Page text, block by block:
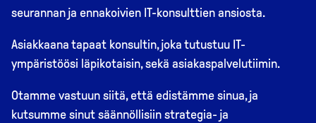
seurannan ja ennakoivien IT-konsulttien ansiosta.
Asiakkaana tapaat konsultin, joka tutustuu IT-
ympäristöösi läpikotaisin, sekä asiakaspalvelutiimin.
Otamme vastuun siitä, että edistämme sinua, ja
kutsumme sinut säännöllisiin strategia- ja